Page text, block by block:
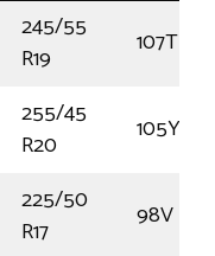
245/55
R19
107T
255/45
R20
105Y
225/50
R17
98V